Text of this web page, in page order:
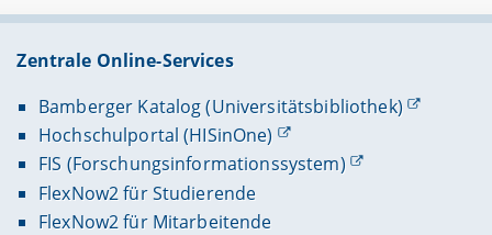
Zentrale Online-Services
Bamberger Katalog (Universitätsbibliothek)
Hochschulportal (HISinOne)
FIS (Forschungsinformationssystem)
FlexNow2 für Studierende
FlexNow2 für Mitarbeitende